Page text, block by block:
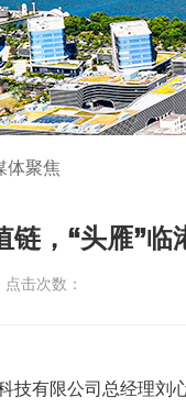
体聚焦
链，“头雁”
点击次数：
技有限公司总经理刘